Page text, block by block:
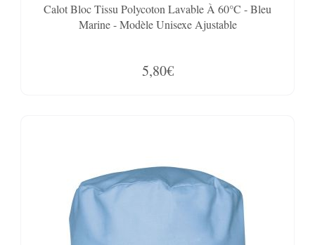
Calot Bloc Tissu Polycoton Lavable À 60°C - Bleu
Marine - Modèle Unisexe Ajustable
5,80€